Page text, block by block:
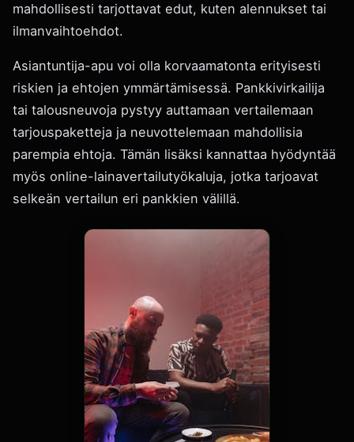
mahdollisesti tarjottavat edut, kuten alennukset tai
ilmanvaihtoehdot.
Asiantuntija-apu voi olla korvaamatonta erityisesti
riskien ja ehtojen ymmärtämisessä. Pankkivirkailija
tai talousneuvoja pystyy auttamaan vertailemaan
tarjouspaketteja ja neuvottelemaan mahdollisia
parempia ehtoja. Tämän lisäksi kannattaa hyödyntää
myös online-lainavertailutyökaluja, jotka tarjoavat
selkeän vertailun eri pankkien välillä.